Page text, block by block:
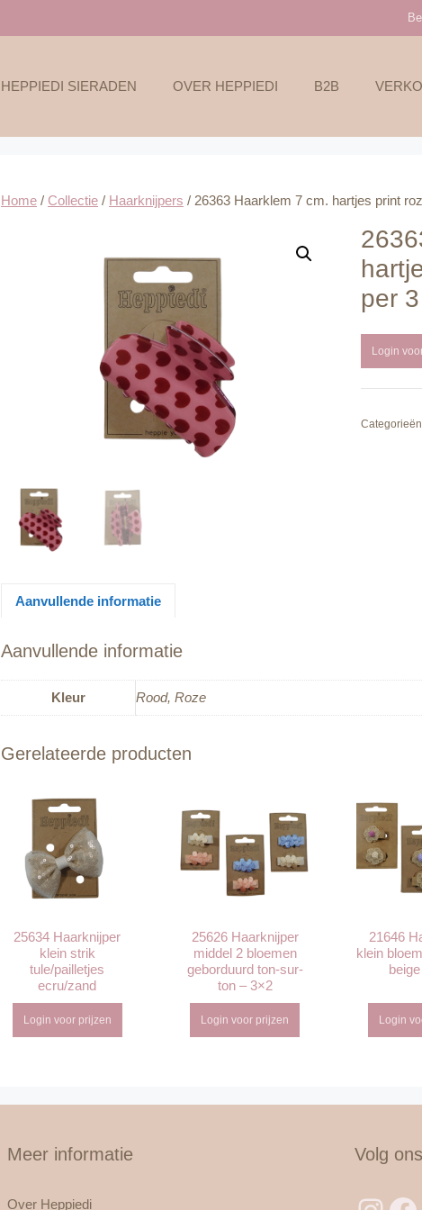
HEPPIEDI SIERADEN OVER HEPPIEDI B2B
Home / Collectie / Haarknijpers / 26363 Haarklem 7 cm. hartjes print
per 3
Login
Aanvullende informatie
Aanvullende informatie
Kleur Rood, Roze
Gerelateerde producten
25634 Haarknijper
klein strik
tule/pailletjes
ecru/zand
Login voor prijzen
25626 Haarknijper
middel 2 bloemen
geborduurd ton-sur-
ton – 3×2
Login voor prijzen
21646
klein
Login
Meer informatie
Over Heppiedi
Volg ons